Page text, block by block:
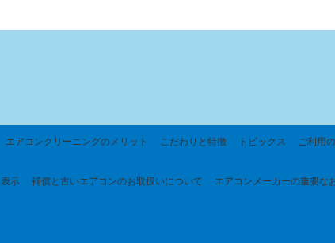
エアコンクリーニングのメリット こだわりと特徴 トピックス ご利用
表示 補償と古いエアコンのお取扱いについて エアコンメーカーの重要な